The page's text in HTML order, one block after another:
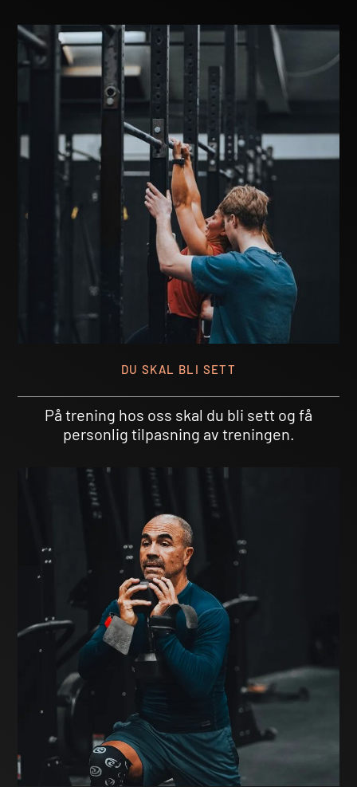
DU SKAL BLI SETT
På trening hos oss skal du bli sett og få
personlig tilpasning av treningen.